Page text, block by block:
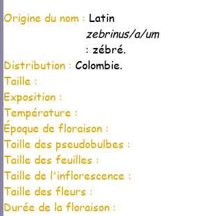
Origine du nom : Latin
zebrinus/a/um
: zébré.
Distribution : Colombie.
Taille :
Exposition :
Température :
Époque de floraison :
Taille des pseudobulbes :
Taille des feuilles :
Taille de l'inflorescence :
Taille des fleurs :
Durée de la floraison :